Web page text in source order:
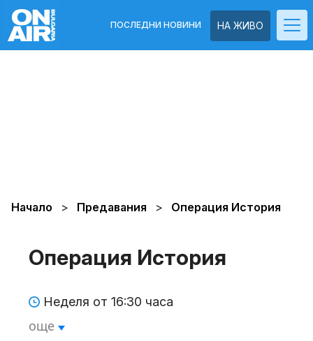
НА ЖИВО
ПОСЛЕДНИ НОВИНИ
Начало Предавания Операция История
Операция История
Неделя от 16:30 часа
още